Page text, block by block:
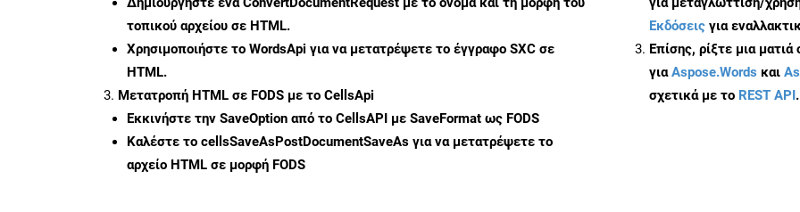
τοπικού αρχείου σε HTML.
Χρησιμοποιήστε το WordsApi για να μετατρέψετε το έγγραφο SXC σε
HTML.
Μετατροπή HTML σε FODS με το CellsApi
Εκκινήστε την SaveOption από το CellsAPI με SaveFormat ως FODS
Καλέστε το cellsSaveAsPostDocumentSaveAs για να μετατρέψετε το
αρχείο HTML σε μορφή FODS
Εκδόσεις για
Επίσης, ρίξτε μια
γιαAspose.Words και
σχετικά με το REST API.